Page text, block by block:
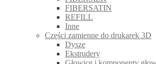
FIBERSATIN
REFILL
Inne
Części zamienne do drukarek 3D
Dysze
Ekstrudery